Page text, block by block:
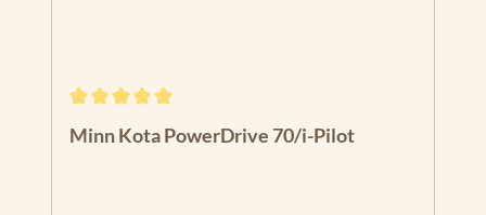
Minn Kota PowerDrive 70/i-Pilot